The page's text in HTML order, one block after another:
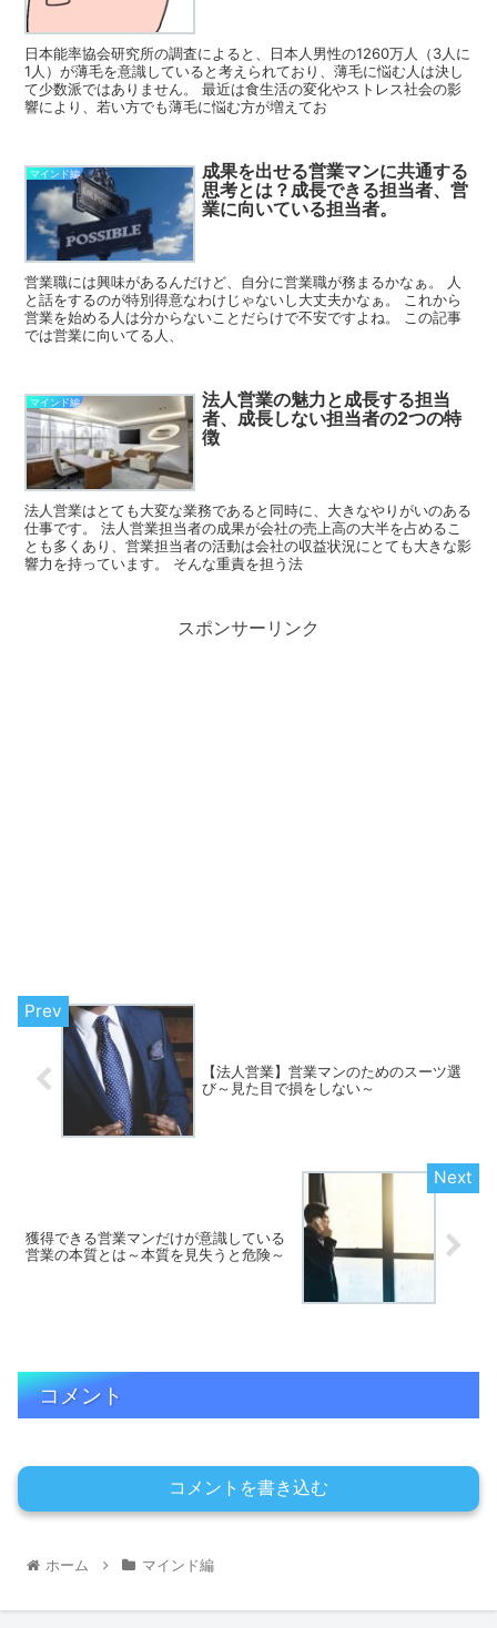
日本能率協会研究所の調査によると、日本人男性の1260万人（3人に
1人）が薄毛を意識していると考えられており、薄毛に悩む人は決し
て少数派ではありません。 最近は食生活の変化やストレス社会の影
響により、若い方でも薄毛に悩む方が増えてお
マインド編
成果を出せる営業マンに共通する
思考とは？成長できる担当者、営
業に向いている担当者。
営業職には興味があるんだけど、自分に営業職が務まるかなぁ。 人
と話をするのが特別得意なわけじゃないし大丈夫かなぁ。 これから
営業を始める人は分からないことだらけで不安ですよね。 この記事
では営業に向いてる人、
マインド編
法人営業の魅力と成長する担当
者、成長しない担当者の2つの特
徴
法人営業はとても大変な業務であると同時に、大きなやりがいのある
仕事です。 法人営業担当者の成果が会社の売上高の大半を占めるこ
とも多くあり、営業担当者の活動は会社の収益状況にとても大きな影
響力を持っています。 そんな重責を担う法
スポンサーリンク
【法人営業】営業マンのためのスーツ選
び～見た目で損をしない～
獲得できる営業マンだけが意識している
営業の本質とは～本質を見失うと危険～
コメント
コメントを書き込む
ホーム マインド編